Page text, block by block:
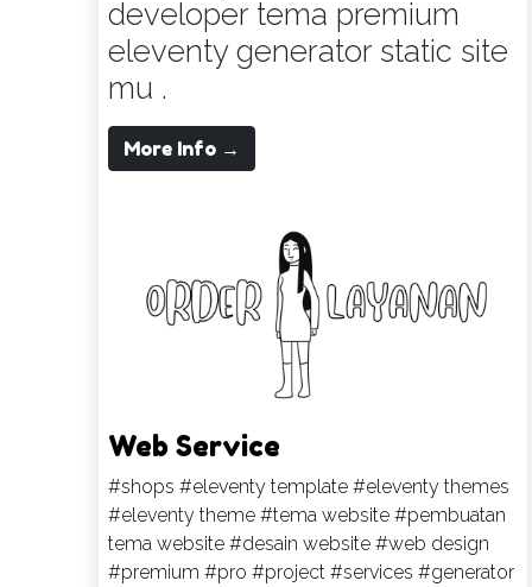
developer tema premium
eleventy generator static site
mu .
More Info →
Web Service
#shops #eleventy template #eleventy themes
#eleventy theme #tema website #pembuatan
tema website #desain website #web design
#premium #pro #project #services #generator